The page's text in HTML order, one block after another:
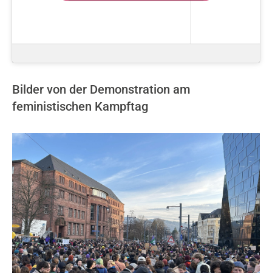
Bilder von der Demonstration am
feministischen Kampftag